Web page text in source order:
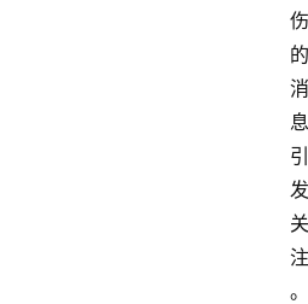
伤
的
消
息
引
发
关
注
。